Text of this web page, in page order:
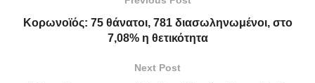
Κορωνοϊός: 75 θάνατοι, 781 διασωληνωμένοι, στο
7,08% η θετικότητα
Next Post